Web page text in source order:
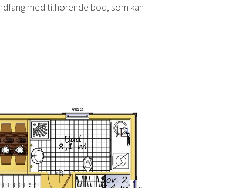
med tilhørende bod, som kan